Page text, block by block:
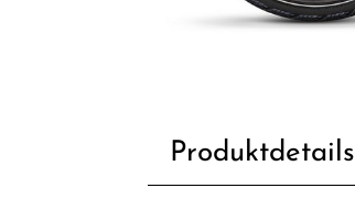
Produktdetails